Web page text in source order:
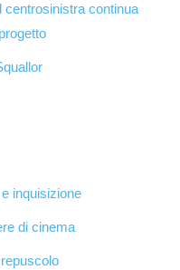
centrosinistra continua
inquisizione
di cinema